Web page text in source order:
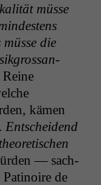
müsse
die
Reine
kämen
Entschei­dend
— sach­
de